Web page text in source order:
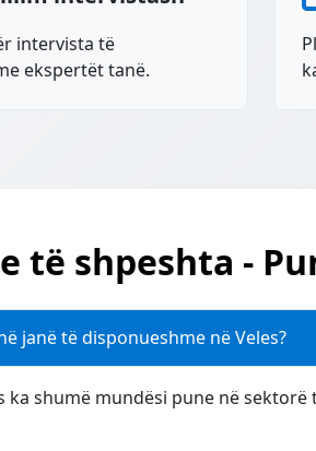
intervista të
ekspertët tanë.
të shpeshta -
janë të disponueshme në Veles?
ka shumë mundësi pune në